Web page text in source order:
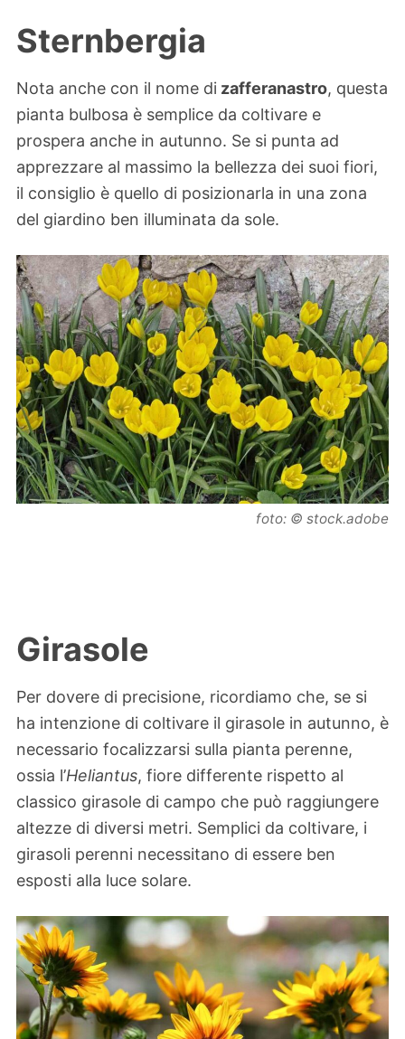
Sternbergia
Nota anche con il nome di zafferanastro, questa
pianta bulbosa è semplice da coltivare e
prospera anche in autunno. Se si punta ad
apprezzare al massimo la bellezza dei suoi fiori,
il consiglio è quello di posizionarla in una zona
del giardino ben illuminata da sole.
foto: © stock.adobe
Girasole
Per dovere di precisione, ricordiamo che, se si
ha intenzione di coltivare il girasole in autunno, è
necessario focalizzarsi sulla pianta perenne,
ossia l’Heliantus, fiore differente rispetto al
classico girasole di campo che può raggiungere
altezze di diversi metri. Semplici da coltivare, i
girasoli perenni necessitano di essere ben
esposti alla luce solare.